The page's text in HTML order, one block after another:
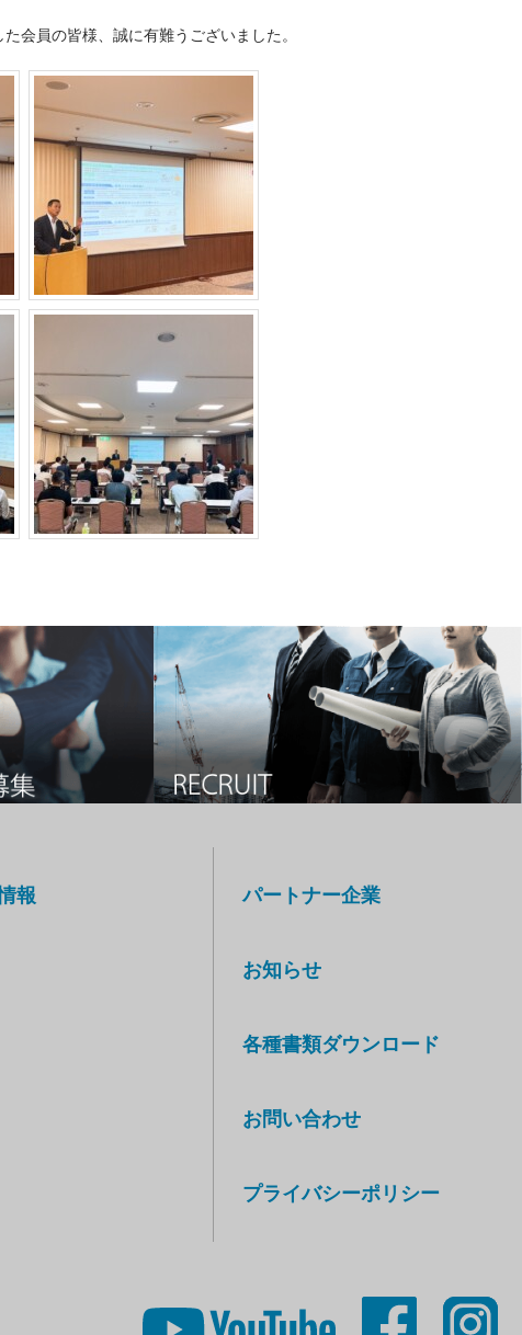
会員の皆様、誠に有難うございました。
報 パートナー企業
お知らせ
各種書類ダウンロード
お問い合わせ
プライバシーポリシー